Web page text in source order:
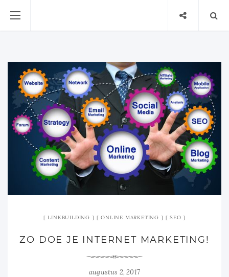
LINKBUILDING ONLINE MARKETING SEO
ZO DOE JE INTERNET MARKETING!
augustus 2, 2017